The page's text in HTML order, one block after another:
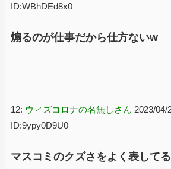
ID:WBhDEd8x0
煽るのが仕事だから仕方ないw
12: ウィズコロナの名無しさん 2023/04/
ID:9ypy0D9U0
マスコミのクズさをよく表して